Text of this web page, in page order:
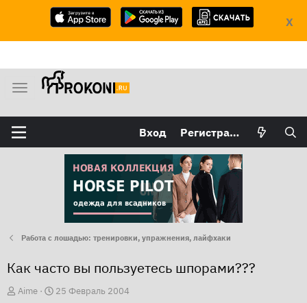
X
М
н
ю
Вход Регистрация
Работа с лошадью: тренировки, упражнения, лайфхаки
Как часто вы пользуетесь шпорами???
А
Aime
Д
25 Февраль 2004